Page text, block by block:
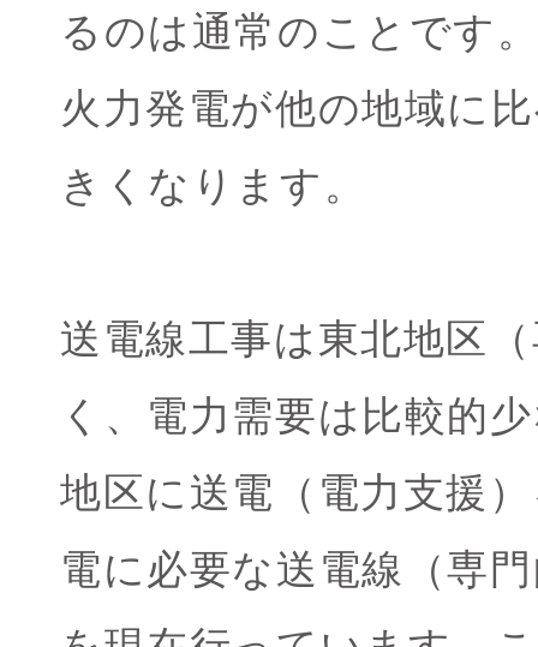
るのは通常のことです
火力発電が他の地域に
きくなります。
送電線工事は東北地区
く、電力需要は比較的
地区に送電（電力支援
電に必要な送電線（専